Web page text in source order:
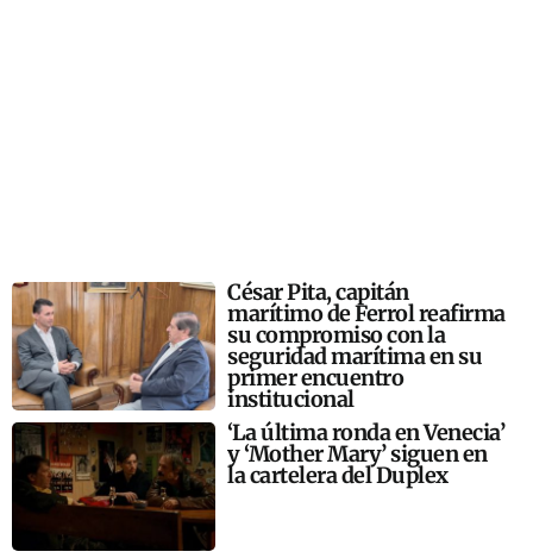
César Pita, capitán
marítimo de Ferrol reafirma
su compromiso con la
seguridad marítima en su
primer encuentro
institucional
‘La última ronda en Venecia’
y ‘Mother Mary’ siguen en
la cartelera del Duplex